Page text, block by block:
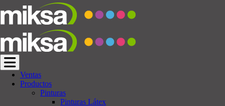
Cambiar navegación
Ventas
Productos
Pinturas
Pinturas Látex